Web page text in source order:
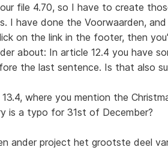
file 4.70, so I have to create
I have done the Voorwaarden, and
on the link in the footer, then
about: In article 12.4 you have
the last sentence. Is that also
where you mention the
is a typo for 31st of December?
ander project het grootste deel